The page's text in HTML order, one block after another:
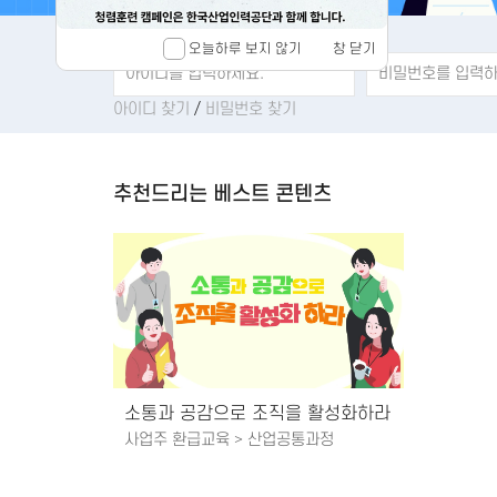
아이디 찾기 / 비밀번호 찾기
추천드리는 베스트 콘텐츠
소통과 공감으로 조직을 활성화하라
사업주 환급교육 > 산업공통과정
오늘하루 보지 않기 창 닫기